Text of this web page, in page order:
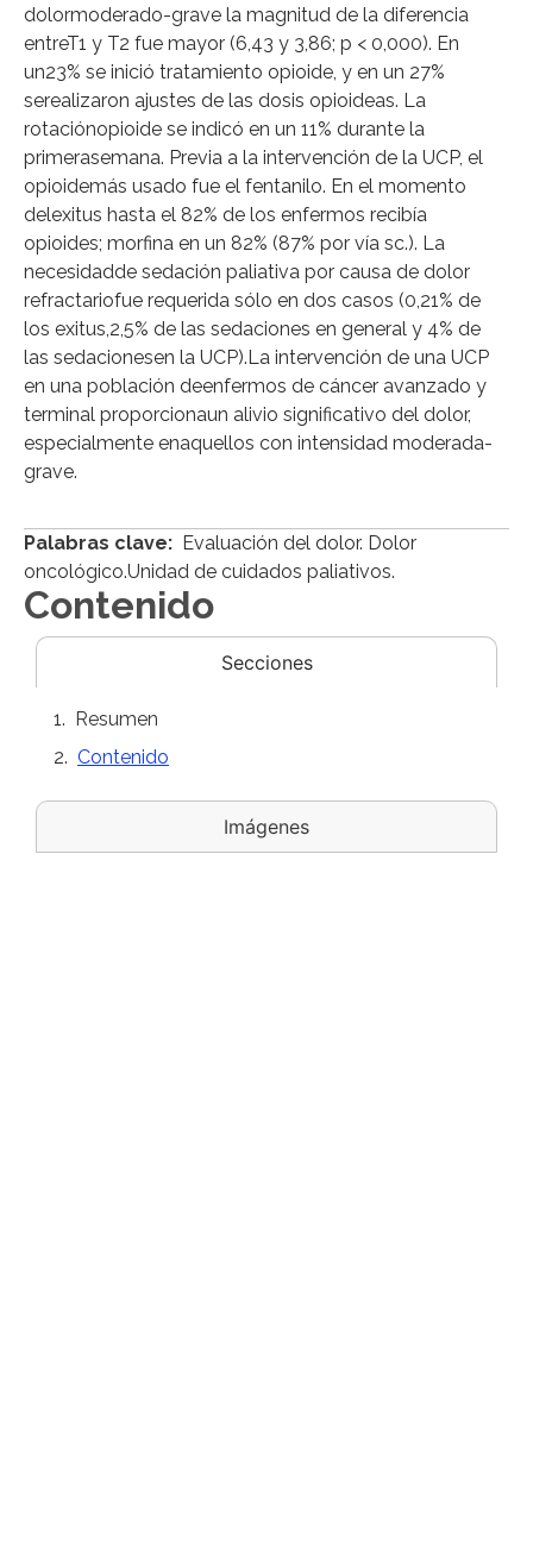
dolormoderado-grave la magnitud de la diferencia
entreT1 y T2 fue mayor (6,43 y 3,86; p < 0,000). En
un23% se inició tratamiento opioide, y en un 27%
serealizaron ajustes de las dosis opioideas. La
rotaciónopioide se indicó en un 11% durante la
primerasemana. Previa a la intervención de la UCP, el
opioidemás usado fue el fentanilo. En el momento
delexitus hasta el 82% de los enfermos recibía
opioides; morfina en un 82% (87% por vía sc.). La
necesidadde sedación paliativa por causa de dolor
refractariofue requerida sólo en dos casos (0,21% de
los exitus,2,5% de las sedaciones en general y 4% de
las sedacionesen la UCP).La intervención de una UCP
en una población deenfermos de cáncer avanzado y
terminal proporcionaun alivio significativo del dolor,
especialmente enaquellos con intensidad moderada-
grave.
Palabras clave: Evaluación del dolor. Dolor
oncológico.Unidad de cuidados paliativos.
Contenido
Secciones
Imágenes
Resumen
Contenido